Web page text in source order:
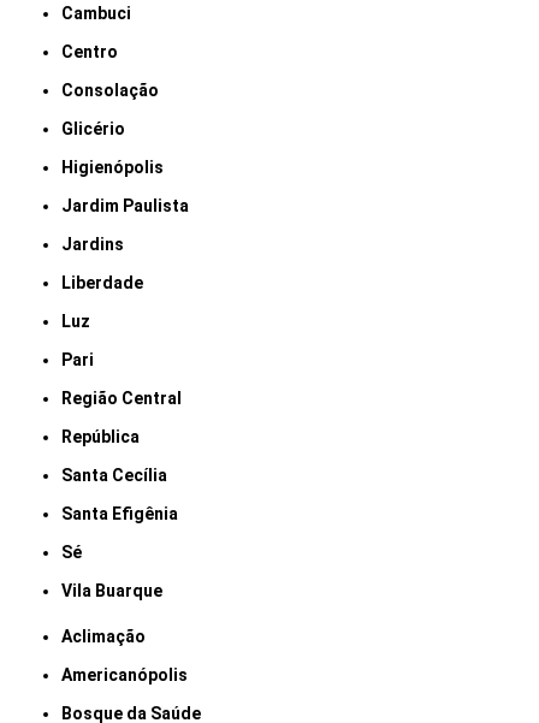
Cambuci
Centro
Consolação
Glicério
Higienópolis
Jardim Paulista
Jardins
Liberdade
Luz
Pari
Região Central
República
Santa Cecília
Santa Efigênia
Sé
Vila Buarque
Aclimação
Americanópolis
Bosque da Saúde